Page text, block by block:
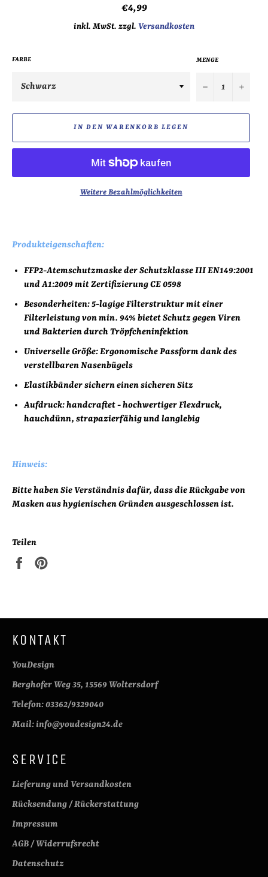
Normaler
€4,99
inkl. MwSt. zzgl. Versandkosten
FARBE MENGE
− +
IN DEN WARENKORB LEGEN
Weitere Bezahlmöglichkeiten
Produkteigenschaften:
FFP2-Atemschutzmaske der Schutzklasse III EN149:2001
und A1:2009 mit Zertifizierung CE 0598
Besonderheiten: 5-lagige Filterstruktur mit einer
Filterleistung von min. 94% bietet Schutz gegen Viren
und Bakterien durch Tröpfcheninfektion
Universelle Größe: Ergonomische Passform dank des
verstellbaren Nasenbügels
Elastikbänder sichern einen sicheren Sitz
Aufdruck:handcraftet - hochwertiger Flexdruck,
hauchdünn, strapazierfähig und langlebig
Hinweis:
Bitte haben Sie Verständnis dafür, dass die Rückgabe von
Masken aus hygienischen Gründen ausgeschlossen ist.
Teilen
Auf
KONTAKT
YouDesign
Berghofer Weg 35, 15569 Woltersdorf
Telefon: 03362/9329040
Mail: info@youdesign24.de
SERVICE
Lieferung und Versandkosten
Rücksendung / Rückerstattung
Impressum
AGB / Widerrufsrecht
Datenschutz